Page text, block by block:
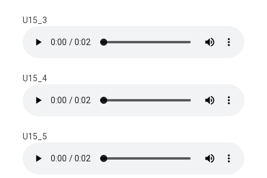
U15_3
U15_4
U15_5